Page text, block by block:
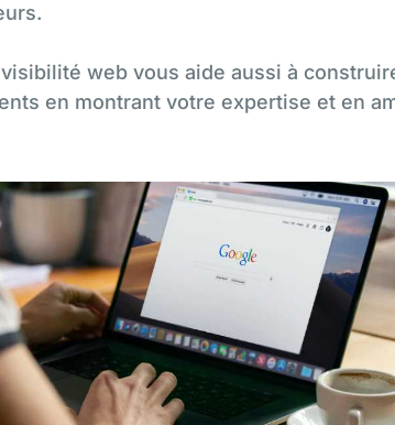
web vous aide aussi à
en montrant votre expertise et en